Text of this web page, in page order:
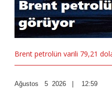
Brent petrolün varili 79,21
Ağustos 5 2026 | 12:59